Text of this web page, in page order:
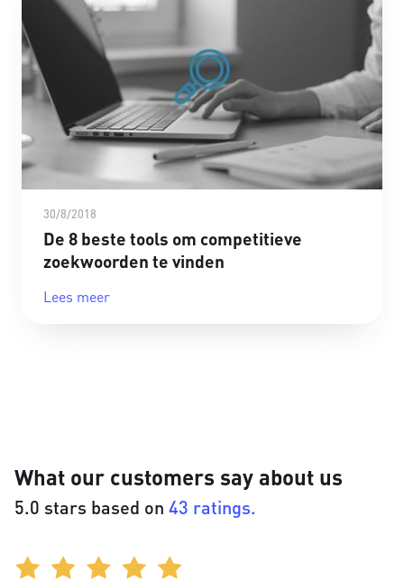
30/8/2018
De 8 beste tools om competitieve
zoekwoorden te vinden
Lees meer
What our customers say about us
5.0 stars based on 43 ratings.